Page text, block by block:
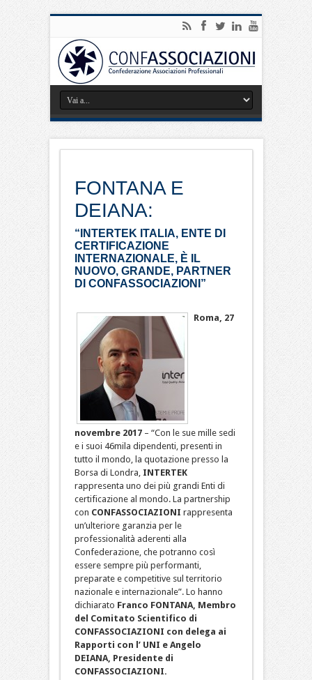
FONTANA E
DEIANA:
“INTERTEK ITALIA, ENTE DI
CERTIFICAZIONE
INTERNAZIONALE, È IL
NUOVO, GRANDE, PARTNER
DI CONFASSOCIAZIONI”
Roma, 27
novembre 2017– “Con le sue mille sedi
e i suoi 46mila dipendenti, presenti in
tutto il mondo, la quotazione presso la
Borsa di Londra, INTERTEK
rappresenta uno dei più grandi Enti di
certificazione al mondo. La partnership
con CONFASSOCIAZIONI rappresenta
un’ulteriore garanzia per le
professionalità aderenti alla
Confederazione, che potranno così
essere sempre più performanti,
preparate e competitive sul territorio
nazionale e internazionale”. Lo hanno
dichiarato Franco FONTANA, Membro
del Comitato Scientifico di
CONFASSOCIAZIONI con delega ai
Rapporti con l’ UNI e Angelo
DEIANA, Presidente di
CONFASSOCIAZIONI.